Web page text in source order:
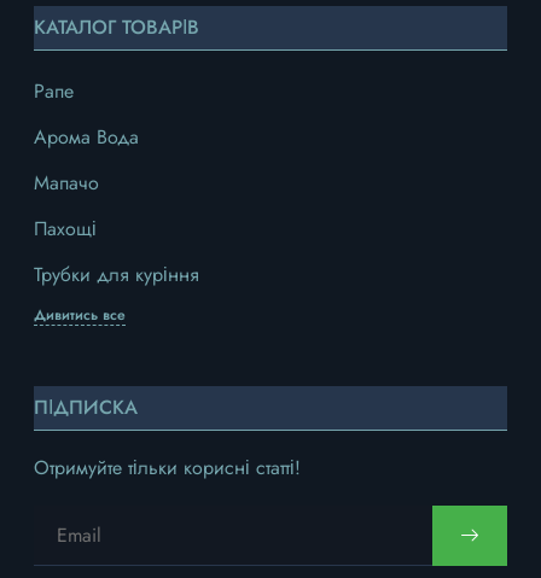
КАТАЛОГ ТОВАРІВ
Рапе
Арома Вода
Мапачо
Пахощі
Трубки для куріння
Дивитись все
ПІДПИСКА
Отримуйте тільки корисні статті!